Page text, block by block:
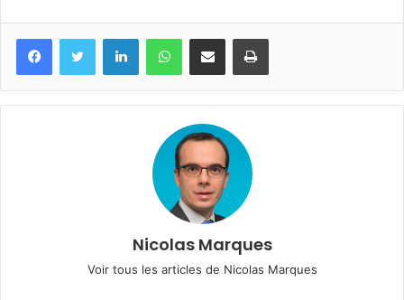
FacebookTwitter LinkedinWhatsApp
Partagez par mail Imprimez
Nicolas Marques
Voir tous les articles de Nicolas Marques